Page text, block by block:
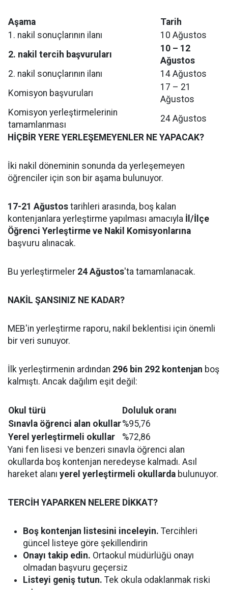
Aşama
Tarih
1. nakil sonuçlarının ilanı
10 Ağustos
2. nakil tercih başvuruları
10 – 12
Ağustos
2. nakil sonuçlarının ilanı
14 Ağustos
Komisyon başvuruları
17 – 21
Ağustos
Komisyon yerleştirmelerinin
tamamlanması
24 Ağustos
HİÇBİR YERE YERLEŞEMEYENLER NE YAPACAK?
İki nakil döneminin sonunda da yerleşemeyen
öğrenciler için son bir aşama bulunuyor.
17-21 Ağustos tarihleri arasında, boş kalan
kontenjanlara yerleştirme yapılması amacıyla İl/İlçe
Öğrenci Yerleştirme ve Nakil Komisyonlarına
başvuru alınacak.
Bu yerleştirmeler 24 Ağustos'ta tamamlanacak.
NAKİL ŞANSINIZ NE KADAR?
MEB'in yerleştirme raporu, nakil beklentisi için önemli
bir veri sunuyor.
İlk yerleştirmenin ardından 296 bin 292 kontenjan boş
kalmıştı. Ancak dağılım eşit değil:
Okul türü
Doluluk oranı
Sınavla öğrenci alan okullar%95,76
Yerel yerleştirmeli okullar
%72,86
Yani fen lisesi ve benzeri sınavla öğrenci alan
okullarda boş kontenjan neredeyse kalmadı. Asıl
hareket alanı yerel yerleştirmeli okullarda bulunuyor.
TERCİH YAPARKEN NELERE DİKKAT?
Boş kontenjan listesini inceleyin. Tercihleri
güncel listeye göre şekillendirin
Onayı takip edin. Ortaokul müdürlüğü onayı
olmadan başvuru geçersiz
Listeyi geniş tutun. Tek okula odaklanmak riski